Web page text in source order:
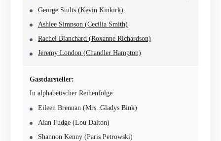
George Stults (Kevin Kinkirk)
Ashlee Simpson (Cecilia Smith)
Rachel Blanchard (Roxanne Richardson)
Jeremy London (Chandler Hampton)
Gastdarsteller:
In alphabetischer Reihenfolge:
Eileen Brennan (Mrs. Gladys Bink)
Alan Fudge (Lou Dalton)
Shannon Kenny (Paris Petrowski)